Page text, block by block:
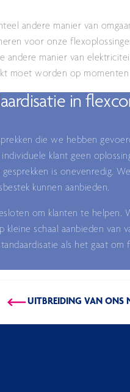
andere manier van
voor onze
andere manier van
moet worden op
in
die we hebben
klant geen
is onevenredig.
kunnen aanbieden.
om klanten te
schaal aanbieden
als het gaat
UITBREIDING VAN ONS